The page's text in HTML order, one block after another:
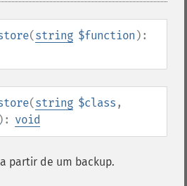
(string $function ):
(string $class ,
): void
partir de um backup.